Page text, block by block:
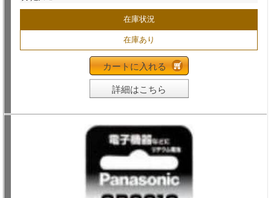
在庫状況
在庫あり
カートに入れる
詳細はこちら